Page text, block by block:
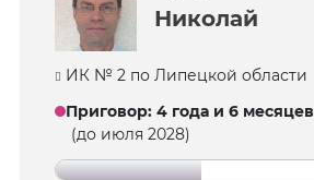
Николай
ИК № 2 по Липецкой области
Приговор: 4 года и 6 месяцев
(до июля 2028)